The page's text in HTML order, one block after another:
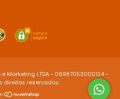
Marketing LTDA - 06987053000124 -
direitos reservados.